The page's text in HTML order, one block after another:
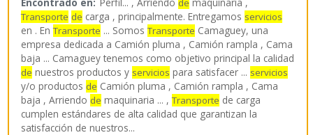
de
Transporte de carga , principalmente. Entregamos servicios
en . EnTransporte ... SomosTransporte Camaguey, una
empresa dedicada a Camión pluma , Camión rampla , Cama
baja ... Camaguey tenemos como objetivo principal la calidad
de nuestros productos y servicios para satisfacer ... servicios
y/o productos de Camión pluma , Camión rampla , Cama
baja , Arriendo de maquinaria ... ,Transporte de carga
cumplen estándares de alta calidad que garantizan la
satisfacción de nuestros...